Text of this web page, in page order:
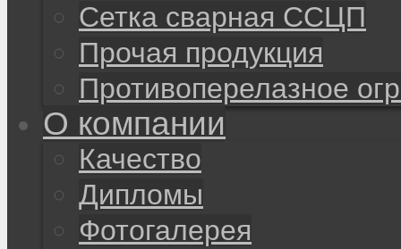
Сетка сварная ССЦП
Прочая продукция
Противоперелазное
О компании
Качество
Дипломы
Фотогалерея